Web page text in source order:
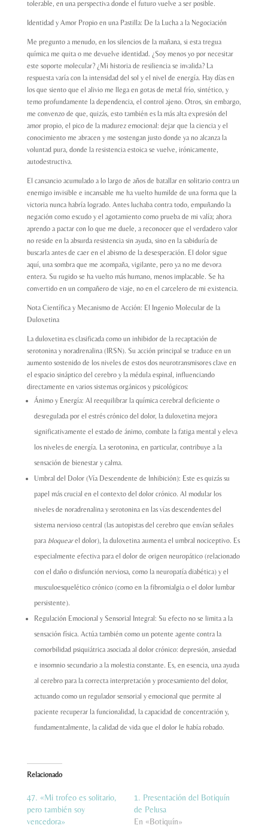
tolerable, en una perspectiva donde el futuro vuelve a ser posible.
Identidad y Amor Propio en una Pastilla: De la Lucha a la Negociación
Me pregunto a menudo, en los silencios de la mañana, si esta tregua
química me quita o me devuelve identidad. ¿Soy menos yo por necesitar
este soporte molecular? ¿Mi historia de resiliencia se invalida? La
respuesta varía con la intensidad del sol y el nivel de energía. Hay días en
los que siento que el alivio me llega en gotas de metal frío, sintético, y
temo profundamente la dependencia, el control ajeno. Otros, sin embargo,
me convenzo de que, quizás, esto también es la más alta expresión del
amor propio, el pico de la madurez emocional: dejar que la ciencia y el
conocimiento me abracen y me sostengan justo donde ya no alcanza la
voluntad pura, donde la resistencia estoica se vuelve, irónicamente,
autodestructiva.
El cansancio acumulado a lo largo de años de batallar en solitario contra un
enemigo invisible e incansable me ha vuelto humilde de una forma que la
victoria nunca habría logrado. Antes luchaba contra todo, empuñando la
negación como escudo y el agotamiento como prueba de mi valía; ahora
aprendo a pactar con lo que me duele, a reconocer que el verdadero valor
no reside en la absurda resistencia sin ayuda, sino en la sabiduría de
buscarla antes de caer en el abismo de la desesperación. El dolor sigue
aquí, una sombra que me acompaña, vigilante, pero ya no me devora
entera. Su rugido se ha vuelto más humano, menos implacable. Se ha
convertido en un compañero de viaje, no en el carcelero de mi existencia.
Nota Científica y Mecanismo de Acción: El Ingenio Molecular de la
Duloxetina
La duloxetina es clasificada como un inhibidor de la recaptación de
serotonina y noradrenalina (IRSN). Su acción principal se traduce en un
aumento sostenido de los niveles de estos dos neurotransmisores clave en
el espacio sináptico del cerebro y la médula espinal, influenciando
directamente en varios sistemas orgánicos y psicológicos:
Ánimo y Energía: Al reequilibrar la química cerebral deficiente o
desregulada por el estrés crónico del dolor, la duloxetina mejora
significativamente el estado de ánimo, combate la fatiga mental y eleva
los niveles de energía. La serotonina, en particular, contribuye a la
sensación de bienestar y calma.
Umbral del Dolor (Vía Descendente de Inhibición): Este es quizás su
papel más crucial en el contexto del dolor crónico. Al modular los
niveles de noradrenalina y serotonina en las vías descendentes del
sistema nervioso central (las autopistas del cerebro que envían señales
para bloquearel dolor), la duloxetina aumenta el umbral nociceptivo. Es
especialmente efectiva para el dolor de origen neuropático (relacionado
con el daño o disfunción nerviosa, como la neuropatía diabética) y el
musculoesquelético crónico (como en la fibromialgia o el dolor lumbar
persistente).
Regulación Emocional y Sensorial Integral: Su efecto no se limita a la
sensación física. Actúa también como un potente agente contra la
comorbilidad psiquiátrica asociada al dolor crónico: depresión, ansiedad
e insomnio secundario a la molestia constante. Es, en esencia, una ayuda
al cerebro para la correcta interpretación y procesamiento del dolor,
actuando como un regulador sensorial y emocional que permite al
paciente recuperar la funcionalidad, la capacidad de concentración y,
fundamentalmente, la calidad de vida que el dolor le había robado.
Relacionado
47. «Mi trofeo es solitario,
pero también soy
vencedora»
1. Presentación del Botiquín
de Pelusa
En «Botiquín»